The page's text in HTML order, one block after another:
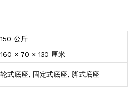
150 公斤
160 × 70 × 130 厘米
轮式底座, 固定式底座, 脚式底座